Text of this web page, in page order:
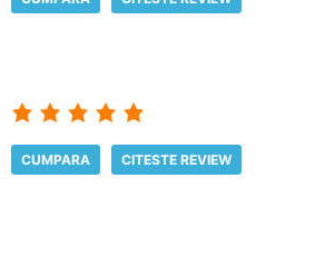
CUMPARA CITESTE REVIEW